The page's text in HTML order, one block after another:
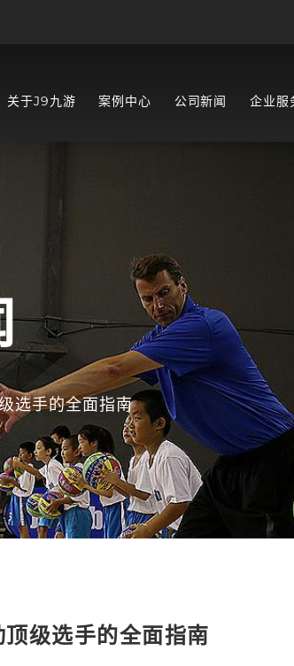
关于J9九游 案例中心 公司新闻 企业服
选手的全面指南
级选手的全面指南